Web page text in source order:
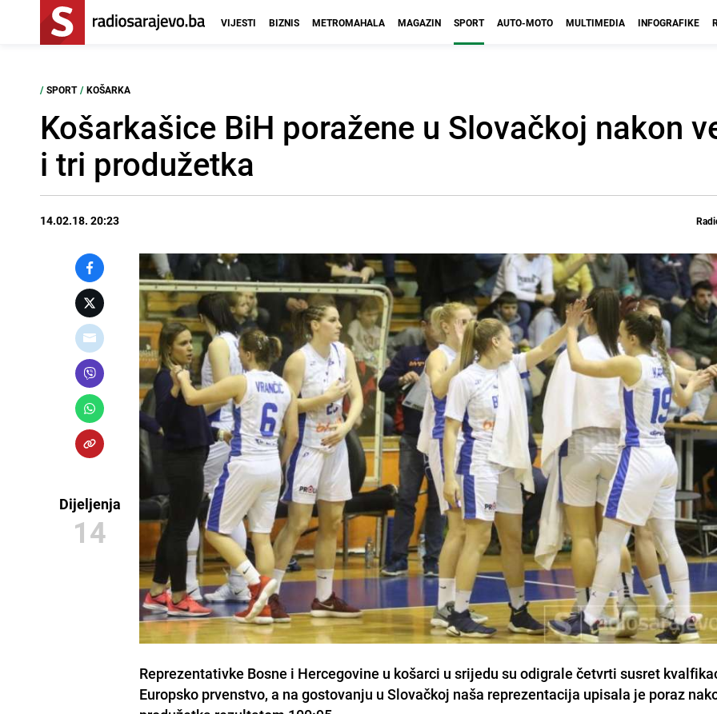
VIJESTI BIZNIS METROMAHALA MAGAZIN SPORT AUTO-MOTO MULTIMEDIA INFOGRAFIKE
/ SPORT / KOŠARKA
Košarkašice BiH poražene u Slovačkoj nakon
i tri produžetka
14.02.18. 20:23
Dijeljenja
14
Reprezentativke Bosne i Hercegovine u košarci u srijedu su odigrale četvrti susret
Europsko prvenstvo, a na gostovanju u Slovačkoj naša reprezentacija upisala je poraz